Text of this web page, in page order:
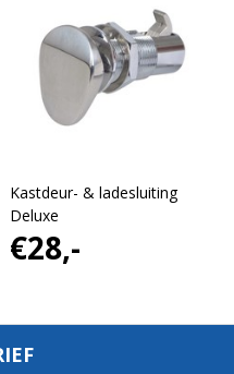
Kastdeur- & ladesluiting
Deluxe
€28,-